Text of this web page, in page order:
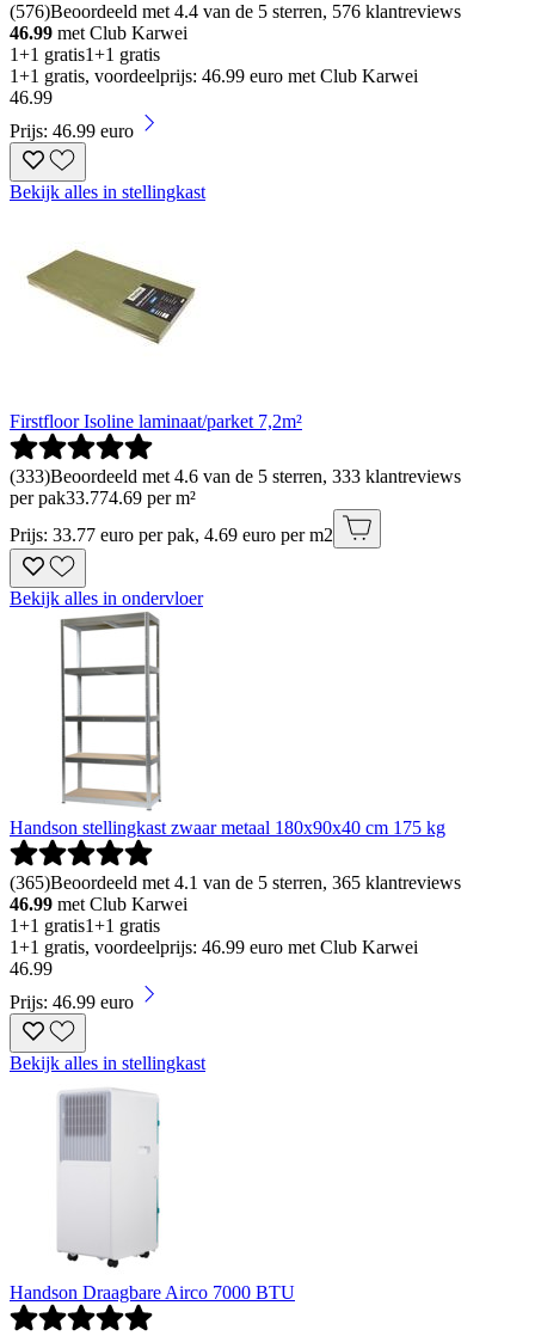
(576)Beoordeeld met 4.4 van de 5 sterren, 576 klantreviews
46.99 met Club Karwei
1+1 gratis1+1 gratis
1+1 gratis, voordeelprijs: 46.99 euro met Club Karwei
46.99
Prijs: 46.99 euro
Bekijk alles in stellingkast
Firstfloor Isoline laminaat/parket 7,2m²
(333)Beoordeeld met 4.6 van de 5 sterren, 333 klantreviews
per pak33.774.69 per m²
Prijs: 33.77 euro per pak, 4.69 euro per m2
Bekijk alles in ondervloer
Handson stellingkast zwaar metaal 180x90x40 cm 175 kg
(365)Beoordeeld met 4.1 van de 5 sterren, 365 klantreviews
46.99 met Club Karwei
1+1 gratis1+1 gratis
1+1 gratis, voordeelprijs: 46.99 euro met Club Karwei
46.99
Prijs: 46.99 euro
Bekijk alles in stellingkast
Handson Draagbare Airco 7000 BTU